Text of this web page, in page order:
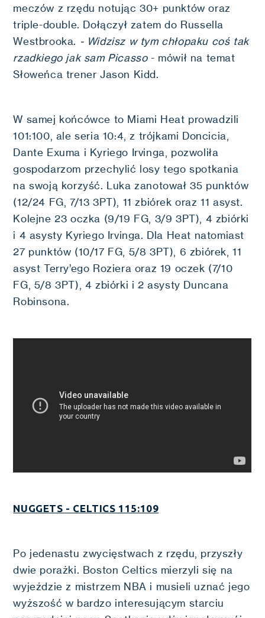
meczów z rzędu notując 30+ punktów oraz
triple-double. Dołączył zatem do Russella
Westbrooka. - Widzisz w tym chłopaku coś tak
rzadkiego jak sam Picasso- mówił na temat
Słoweńca trener Jason Kidd.
W samej końcówce to Miami Heat prowadzili
101:100, ale seria 10:4, z trójkami Doncicia,
Dante Exuma i Kyriego Irvinga, pozwoliła
gospodarzom przechylić losy tego spotkania
na swoją korzyść. Luka zanotował 35 punktów
(12/24 FG, 7/13 3PT), 11 zbiórek oraz 11 asyst.
Kolejne 23 oczka (9/19 FG, 3/9 3PT), 4 zbiórki
i 4 asysty Kyriego Irvinga. Dla Heat natomiast
27 punktów (10/17 FG, 5/8 3PT), 6 zbiórek, 11
asyst Terry’ego Roziera oraz 19 oczek (7/10
FG, 5/8 3PT), 4 zbiórki i 2 asysty Duncana
Robinsona.
NUGGETS - CELTICS 115:109
Po jedenastu zwycięstwach z rzędu, przyszły
dwie porażki. Boston Celtics mierzyli się na
wyjeździe z mistrzem NBA i musieli uznać jego
wyższość w bardzo interesującym starciu